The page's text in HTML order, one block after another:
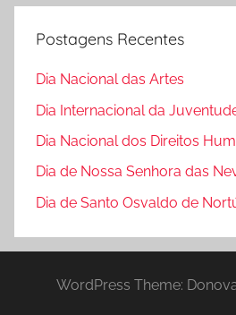
Postagens Recentes
Dia Nacional das Artes
Dia Internacional da
Dia Nacional dos Direitos
Dia de Nossa Senhora das
Dia de Santo Osvaldo de
WordPress Theme: